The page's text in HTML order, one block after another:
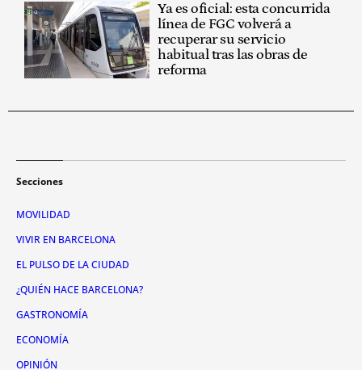
Ya es oficial: esta concurrida
línea de FGC volverá a
recuperar su servicio
habitual tras las obras de
reforma
Secciones
MOVILIDAD
VIVIR EN BARCELONA
EL PULSO DE LA CIUDAD
¿QUIÉN HACE BARCELONA?
GASTRONOMÍA
ECONOMÍA
OPINIÓN